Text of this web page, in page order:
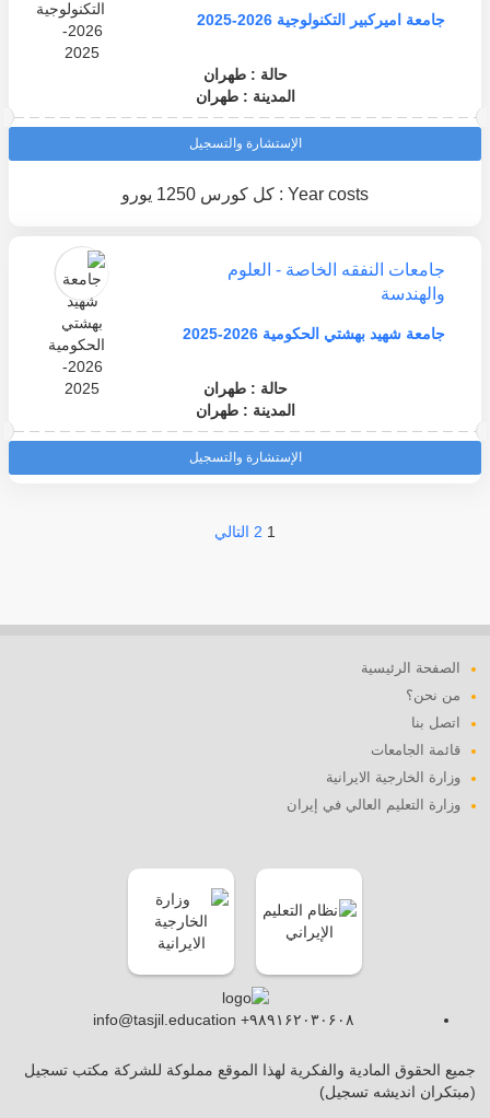
جامعة اميركبير التكنولوجية 2026-2025
حالة : طهران
المدينة : طهران
الإستشارة والتسجيل
Year costs : كل كورس 1250 يورو
جامعات النفقه الخاصة - العلوم
والهندسة
جامعة شهيد بهشتي الحكومية 2026-2025
حالة : طهران
المدينة : طهران
الإستشارة والتسجيل
2 التالي
الصفحة الرئيسية
من نحن؟
اتصل بنا
قائمة الجامعات
وزارة الخارجية الايرانية
وزارة التعليم العالي في إيران
info@tasjil.education +۹۸۹۱۶۲۰۳۰۶۰۸
جميع الحقوق المادية والفكرية لهذا الموقع مملوكة للشركة مكتب تسجيل
(مبتکران اندیشه تسجیل)